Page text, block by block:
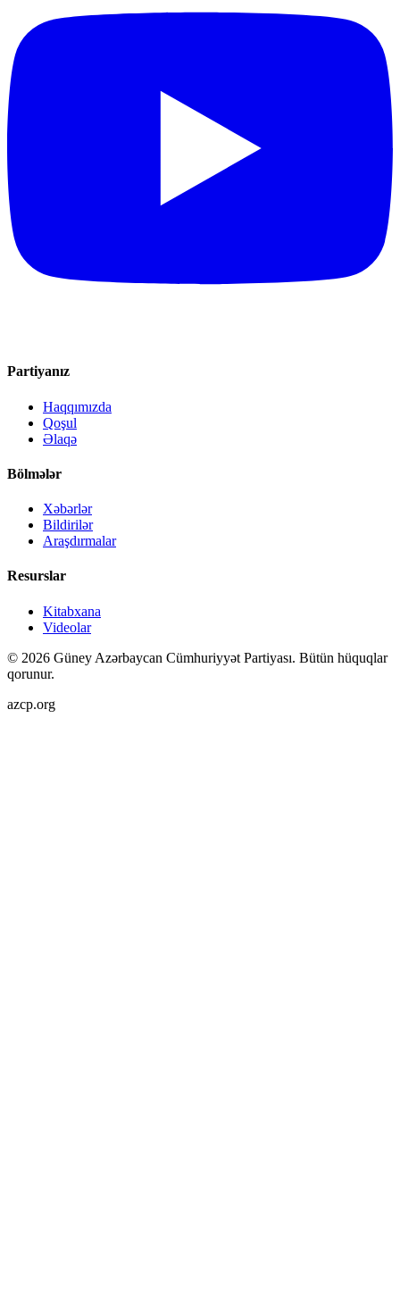
Partiyanız
Haqqımızda
Qoşul
Əlaqə
Bölmələr
Xəbərlər
Bildirilər
Araşdırmalar
Resurslar
Kitabxana
Videolar
© 2026 Güney Azərbaycan Cümhuriyyət Partiyası. Bütün hüquqlar
qorunur.
azcp.org